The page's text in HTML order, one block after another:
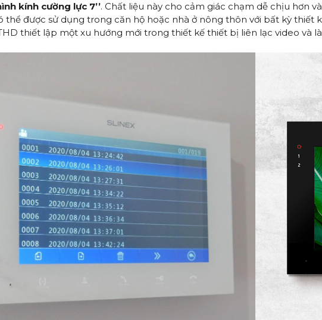
kính cường lực 7’’. Chất liệu này cho cảm giác chạm dễ chịu hơn
thể được sử dụng trong căn hộ hoặc nhà ở nông thôn với bất kỳ thiết
thiết lập một xu hướng mới trong thiết kế thiết bị liên lạc video và